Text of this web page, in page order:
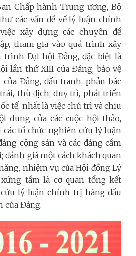
Chấp hành Trung ương, Bộ
các vấn đề về lý luận chính
xây dựng các chuyên đề
tham gia vào quá trình xây
trình Đại hội Đảng, đặc biệt là
lần thứ XIII của Đảng; bảo vệ
Đảng, đấu tranh, phản bác
thù địch; duy trì, phát triển
tế, nhất là việc chủ trì và chịu
dung của các cuộc hội thảo,
tổ chức nghiên cứu lý luận
cộng sản và các đảng cầm
đánh giá một cách khách quan
nhiệm vụ của Hội đồng Lý
tầm là cơ quan tổng kết
lý luận chính trị hàng đầu
của Đảng.